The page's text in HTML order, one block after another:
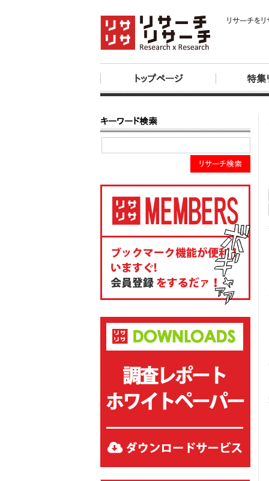
リサーチを
トップページ 特集
キーワード検索
リサーチ検索